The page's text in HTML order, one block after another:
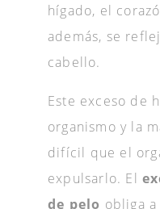
hígado, el
además, se
cabello.
Este exceso de
organismo y la
difícil que el
expulsarlo. El
de pelo obliga